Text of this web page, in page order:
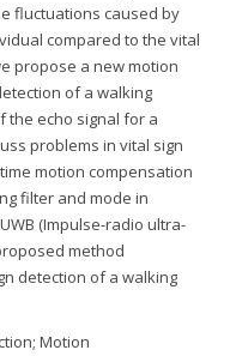
fluctuations caused by
compared to the vital
propose a new motion
of a walking
the echo signal for a
problems in vital sign
motion compensation
filter and mode in
(Impulse-radio ultra-
method
detection of a walking
Motion